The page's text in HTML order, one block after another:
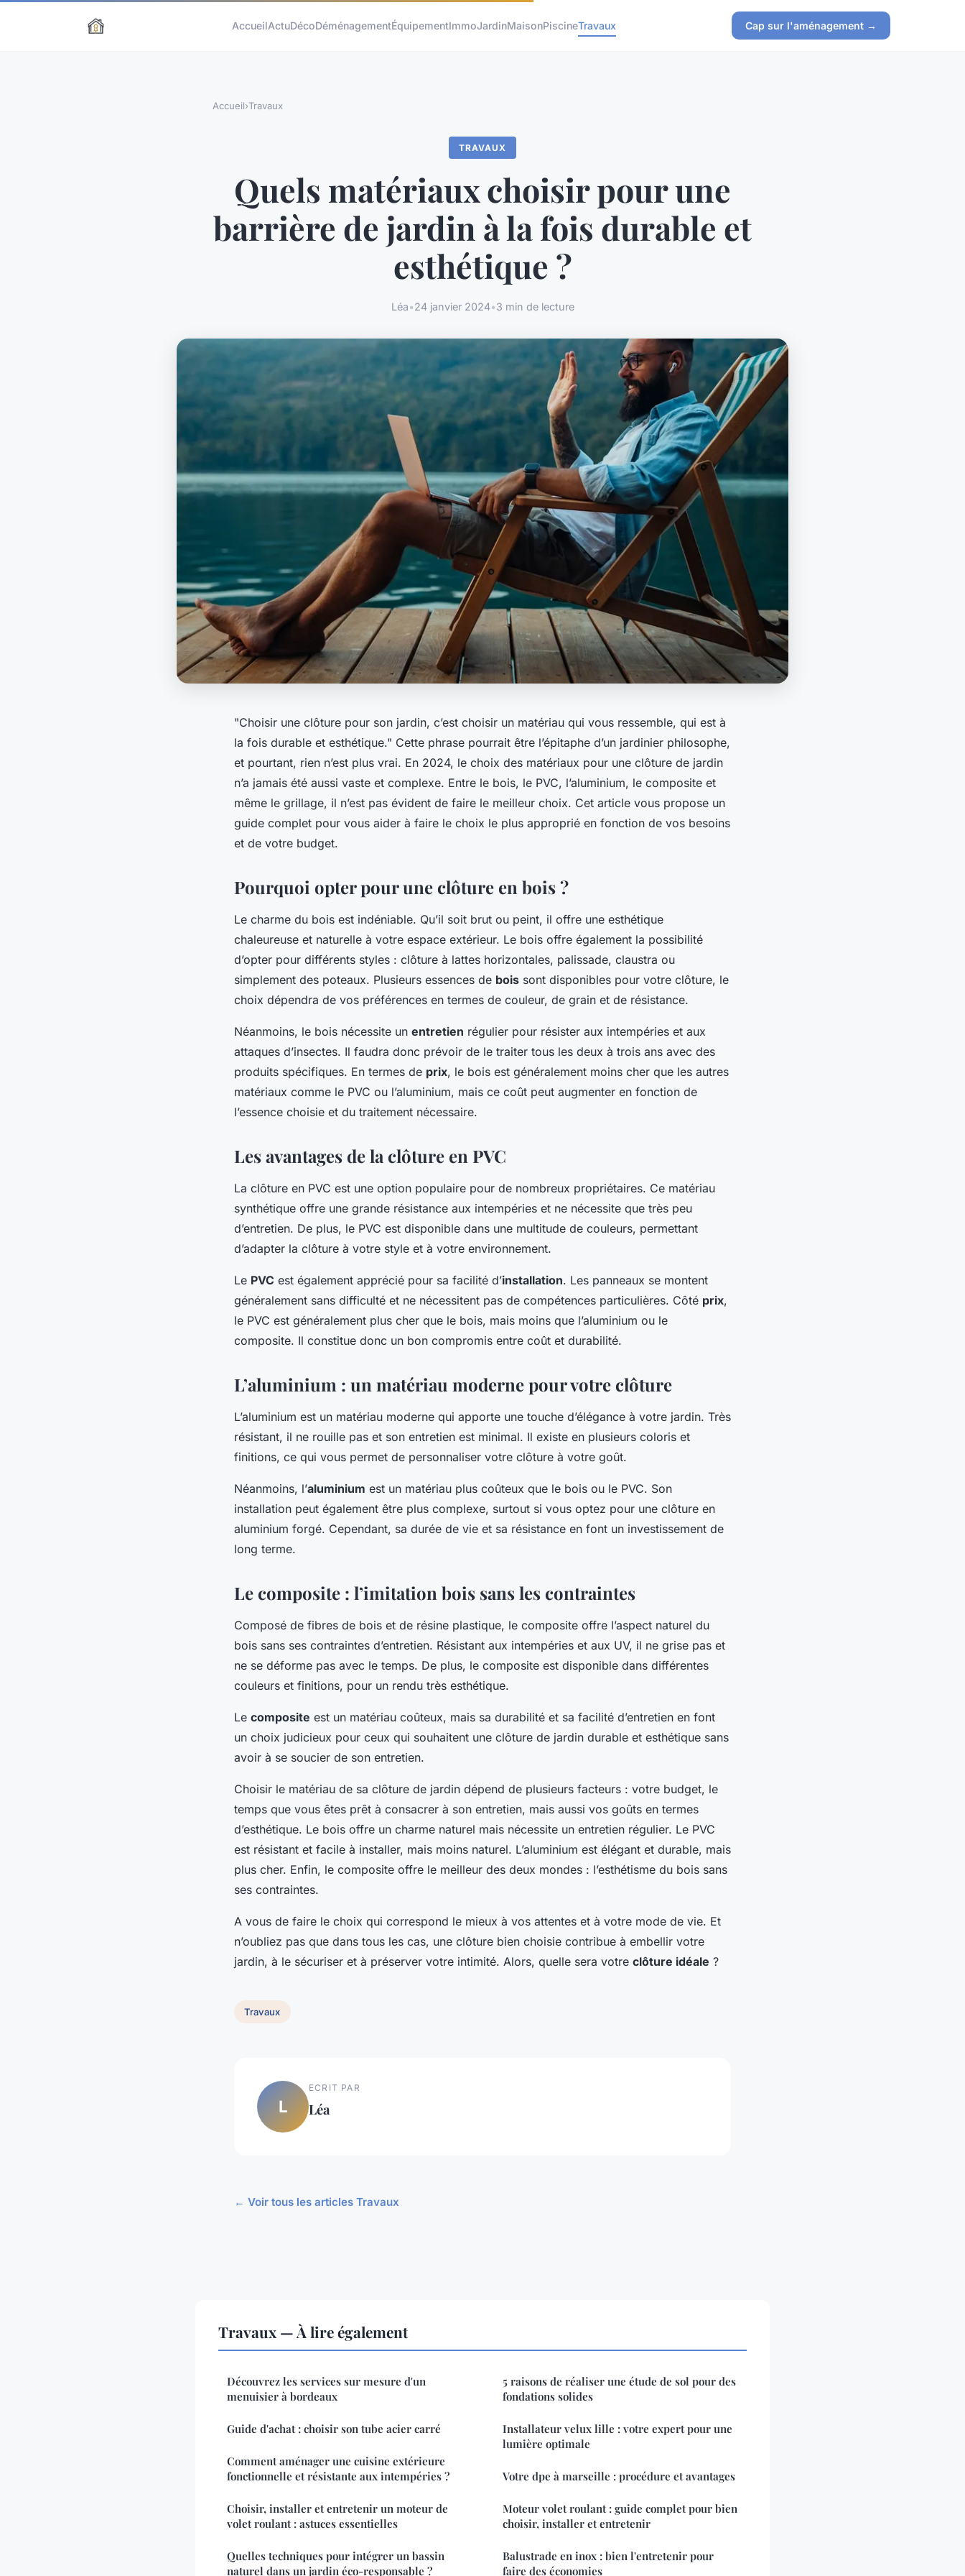
AccueilActuDécoDéménagementÉquipementImmoJardinMaisonPiscineTravaux Cap sur l'aménagement →
Accueil›Travaux
TRAVAUX
Quels matériaux choisir pour une
barrière de jardin à la fois durable et
esthétique ?
Léa•24 janvier 2024•3 min de lecture
"Choisir une clôture pour son jardin, c’est choisir un matériau qui vous ressemble, qui est à
la fois durable et esthétique." Cette phrase pourrait être l’épitaphe d’un jardinier philosophe,
et pourtant, rien n’est plus vrai. En 2024, le choix des matériaux pour une clôture de jardin
n’a jamais été aussi vaste et complexe. Entre le bois, le PVC, l’aluminium, le composite et
même le grillage, il n’est pas évident de faire le meilleur choix. Cet article vous propose un
guide complet pour vous aider à faire le choix le plus approprié en fonction de vos besoins
et de votre budget.
Pourquoi opter pour une clôture en bois ?
Le charme du bois est indéniable. Qu’il soit brut ou peint, il offre une esthétique
chaleureuse et naturelle à votre espace extérieur. Le bois offre également la possibilité
d’opter pour différents styles : clôture à lattes horizontales, palissade, claustra ou
simplement des poteaux. Plusieurs essences de bois sont disponibles pour votre clôture, le
choix dépendra de vos préférences en termes de couleur, de grain et de résistance.
Néanmoins, le bois nécessite un entretien régulier pour résister aux intempéries et aux
attaques d’insectes. Il faudra donc prévoir de le traiter tous les deux à trois ans avec des
produits spécifiques. En termes de prix, le bois est généralement moins cher que les autres
matériaux comme le PVC ou l’aluminium, mais ce coût peut augmenter en fonction de
l’essence choisie et du traitement nécessaire.
Les avantages de la clôture en PVC
La clôture en PVC est une option populaire pour de nombreux propriétaires. Ce matériau
synthétique offre une grande résistance aux intempéries et ne nécessite que très peu
d’entretien. De plus, le PVC est disponible dans une multitude de couleurs, permettant
d’adapter la clôture à votre style et à votre environnement.
Le PVC est également apprécié pour sa facilité d’installation. Les panneaux se montent
généralement sans difficulté et ne nécessitent pas de compétences particulières. Côté prix,
le PVC est généralement plus cher que le bois, mais moins que l’aluminium ou le
composite. Il constitue donc un bon compromis entre coût et durabilité.
L’aluminium : un matériau moderne pour votre clôture
L’aluminium est un matériau moderne qui apporte une touche d’élégance à votre jardin. Très
résistant, il ne rouille pas et son entretien est minimal. Il existe en plusieurs coloris et
finitions, ce qui vous permet de personnaliser votre clôture à votre goût.
Néanmoins, l’aluminium est un matériau plus coûteux que le bois ou le PVC. Son
installation peut également être plus complexe, surtout si vous optez pour une clôture en
aluminium forgé. Cependant, sa durée de vie et sa résistance en font un investissement de
long terme.
Le composite : l’imitation bois sans les contraintes
Composé de fibres de bois et de résine plastique, le composite offre l’aspect naturel du
bois sans ses contraintes d’entretien. Résistant aux intempéries et aux UV, il ne grise pas et
ne se déforme pas avec le temps. De plus, le composite est disponible dans différentes
couleurs et finitions, pour un rendu très esthétique.
Le composite est un matériau coûteux, mais sa durabilité et sa facilité d’entretien en font
un choix judicieux pour ceux qui souhaitent une clôture de jardin durable et esthétique sans
avoir à se soucier de son entretien.
Choisir le matériau de sa clôture de jardin dépend de plusieurs facteurs : votre budget, le
temps que vous êtes prêt à consacrer à son entretien, mais aussi vos goûts en termes
d’esthétique. Le bois offre un charme naturel mais nécessite un entretien régulier. Le PVC
est résistant et facile à installer, mais moins naturel. L’aluminium est élégant et durable, mais
plus cher. Enfin, le composite offre le meilleur des deux mondes : l’esthétisme du bois sans
ses contraintes.
A vous de faire le choix qui correspond le mieux à vos attentes et à votre mode de vie. Et
n’oubliez pas que dans tous les cas, une clôture bien choisie contribue à embellir votre
jardin, à le sécuriser et à préserver votre intimité. Alors, quelle sera votre clôture idéale ?
Travaux
L
ECRIT PAR
Léa
← Voir tous les articles Travaux
Travaux — À lire également
Découvrez les services sur mesure d'un
menuisier à bordeaux
Guide d'achat : choisir son tube acier carré
Comment aménager une cuisine extérieure
fonctionnelle et résistante aux intempéries ?
Choisir, installer et entretenir un moteur de
volet roulant : astuces essentielles
Quelles techniques pour intégrer un bassin
naturel dans un jardin éco-responsable ?
5 raisons de réaliser une étude de sol pour des
fondations solides
Installateur velux lille : votre expert pour une
lumière optimale
Votre dpe à marseille : procédure et avantages
Moteur volet roulant : guide complet pour bien
choisir, installer et entretenir
Balustrade en inox : bien l'entretenir pour
faire des économies